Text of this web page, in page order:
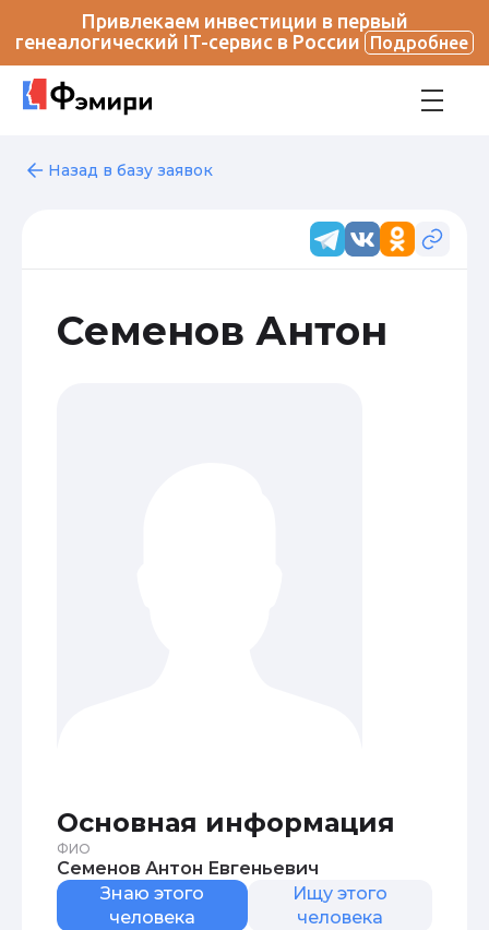
Привлекаем инвестиции в первый
генеалогический IT-сервис в России
Подробнее
Назад в базу заявок
Семенов Антон
Основная информация
ФИО
Семенов Антон Евгеньевич
Знаю этого
человека
Ищу этого
человека